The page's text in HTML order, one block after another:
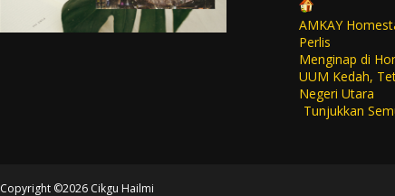
AMKAY
Perlis
Menginap di
UUM Kedah,
Negeri Utara
Tunjukkan
Copyright ©2026 Cikgu Hailmi